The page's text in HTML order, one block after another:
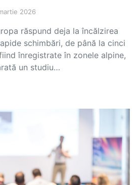
2026
răspund deja la încălzirea
schimbări, de până la cinci
înregistrate în zonele alpine,
un studiu…